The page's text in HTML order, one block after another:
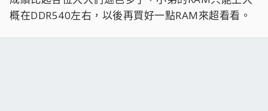
概在DDR540左右，以後再買好一點RAM來超看看。